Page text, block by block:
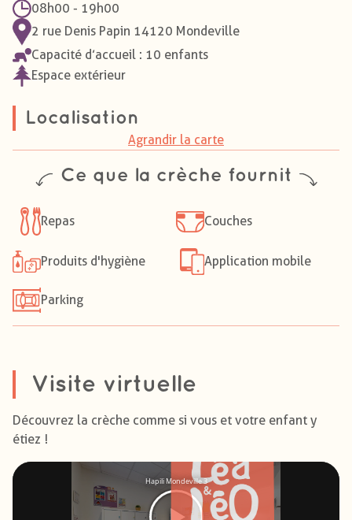
Ce que la crèche fournit
Repas Couches
Produits d'hygiène Application mobile
Parking
Visite virtuelle
Découvrez la crèche comme si vous et votre enfant y
étiez !
08h00 - 19h00
2 rue Denis Papin 14120 Mondeville
Capacité d’accueil : 10 enfants
Espace extérieur
Localisation
Agrandir la carte